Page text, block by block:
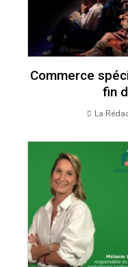
Commerce
fin
La